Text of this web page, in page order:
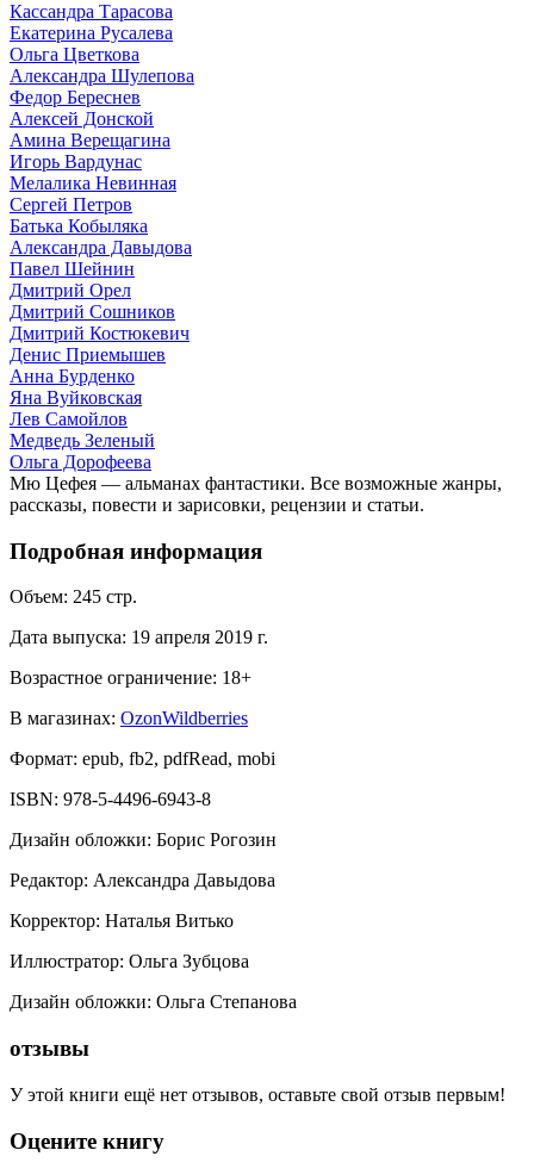
Кассандра Тарасова
Екатерина Русалева
Ольга Цветкова
Александра Шулепова
Федор Береснев
Алексей Донской
Амина Верещагина
Игорь Вардунас
Мелалика Невинная
Сергей Петров
Батька Кобыляка
Александра Давыдова
Павел Шейнин
Дмитрий Орел
Дмитрий Сошников
Дмитрий Костюкевич
Денис Приемышев
Анна Бурденко
Яна Вуйковская
Лев Самойлов
Медведь Зеленый
Ольга Дорофеева
Мю Цефея — альманах фантастики. Все возможные жанры,
рассказы, повести и зарисовки, рецензии и статьи.
Подробная информация
Объем: 245 стр.
Дата выпуска: 19 апреля 2019 г.
Возрастное ограничение: 18+
В магазинах: OzonWildberries
Формат: epub, fb2, pdfRead, mobi
ISBN: 978-5-4496-6943-8
Дизайн обложки: Борис Рогозин
Редактор: Александра Давыдова
Корректор: Наталья Витько
Иллюстратор: Ольга Зубцова
Дизайн обложки: Ольга Степанова
отзывы
У этой книги ещё нет отзывов, оставьте свой отзыв первым!
Оцените книгу